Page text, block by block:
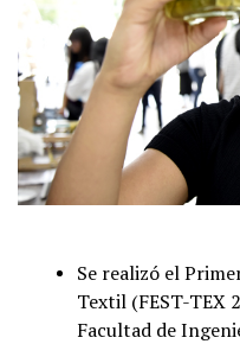
Se realizó el
Textil (FEST-TEX
Facultad de